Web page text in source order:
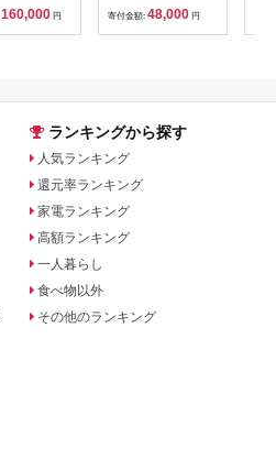
160,000 円 寄付金額: 48,000 円
ランキングから探す
人気ランキング
還元率ランキング
家電ランキング
高額ランキング
一人暮らし
食べ物以外
その他のランキング